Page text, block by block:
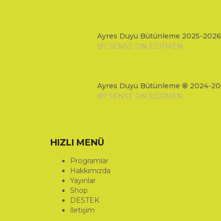
Ayres Duyu Bütünleme 2025-2026
BY SENSE ON EĞITMEN
Ayres Duyu Bütünleme ® 2024-
BY SENSE ON EĞITMEN
HIZLI MENÜ
Programlar
Hakkımızda
Yayınlar
Shop
DESTEK
İletişim